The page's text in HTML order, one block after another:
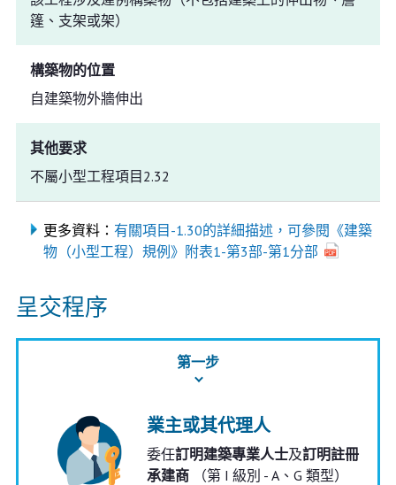
篷、支架或架）
構築物的位置
自建築物外牆伸出
其他要求
不屬小型工程項目2.32
更多資料： 有關項目-1.30的詳細描述，可參閱《建築
物（小型工程）規例》附表1-第3部-第1分部
呈交程序
第一步
業主或其代理人
委任訂明建築專業人士及訂明註冊
承建商（第 I 級別 - A、G 類型）